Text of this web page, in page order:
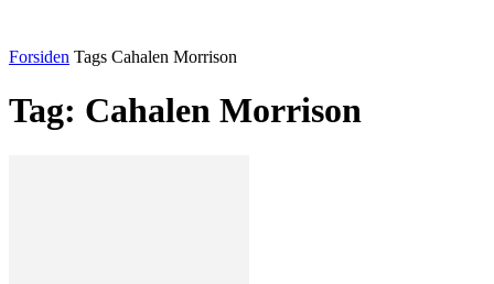
Forsiden Tags Cahalen Morrison
Tag: Cahalen Morrison